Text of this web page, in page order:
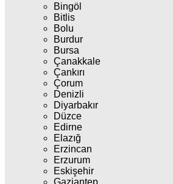
Bingöl
Bitlis
Bolu
Burdur
Bursa
Çanakkale
Çankırı
Çorum
Denizli
Diyarbakır
Düzce
Edirne
Elazığ
Erzincan
Erzurum
Eskişehir
Gaziantep